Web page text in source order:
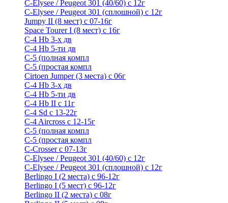
C-Elysee / Peugeot 301 (40/60) с 12г
C-Elysee / Peugeot 301 (сплошной) с 12г
Jumpy II (8 мест) с 07-16г
Space Tourer I (8 мест) с 16г
С-4 Hb 3-х дв
С-4 Hb 5-ти дв
С-5 (полная компл
С-5 (простая компл
Cirtoen Jumper (3 места) с 06г
С-4 Hb 3-х дв
С-4 Hb 5-ти дв
C-4 Hb II с 11г
C-4 Sd c 13-22г
C-4 Airсross с 12-15г
С-5 (полная компл
С-5 (простая компл
C-Crosser с 07-13г
C-Elysee / Peugeot 301 (40/60) с 12г
C-Elysee / Peugeot 301 (сплошной) с 12г
Berlingo I (2 места) с 96-12г
Berlingo I (5 мест) с 96-12г
Berlingo II (2 места) с 08г